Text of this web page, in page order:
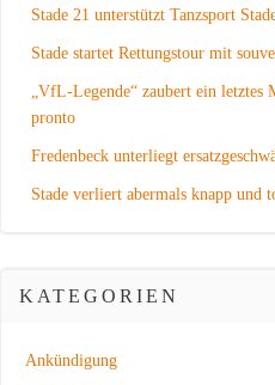
Stade 21 unterstützt Tanzsport
Stade startet Rettungstour mit
„VfL-Legende“ zaubert ein
pronto
Fredenbeck unterliegt
Stade verliert abermals knapp
KATEGORIEN
Ankündigung